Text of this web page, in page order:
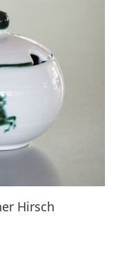
Hirsch